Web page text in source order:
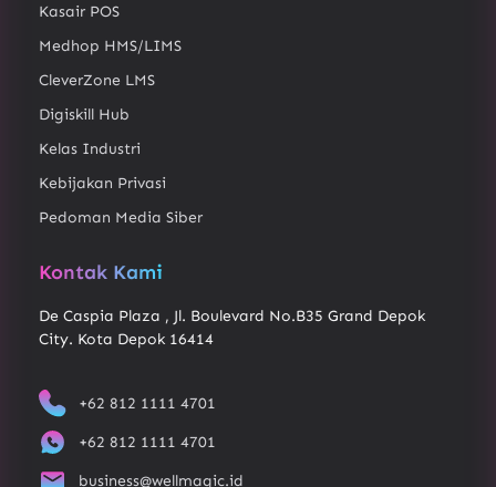
Kasair POS
Medhop HMS/LIMS
CleverZone LMS
Digiskill Hub
Kelas Industri
Kebijakan Privasi
Pedoman Media Siber
Kontak Kami
De Caspia Plaza , Jl. Boulevard No.B35 Grand Depok
City. Kota Depok 16414
+62 812 1111 4701
+62 812 1111 4701
business@wellmagic.id